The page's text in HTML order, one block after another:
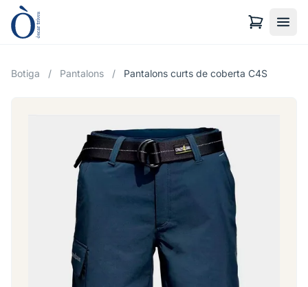
Botiga / Pantalons / Pantalons curts de coberta C4S